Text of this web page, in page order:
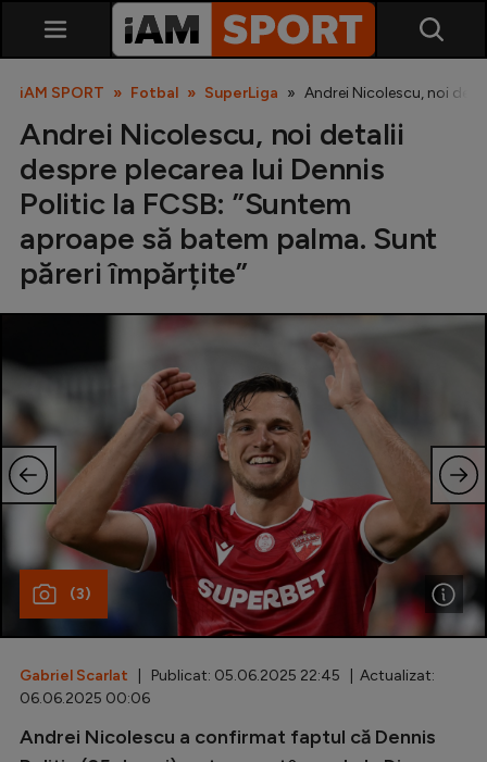
SuperLiga
Liga 2
Cupa României
Echipa Națională
U21
Fotbal feminin
Special
Diverse
Inedit
iAM SPORT Fotbal SuperLiga Andrei Nicolescu, noi
Andrei Nicolescu, noi detalii
despre plecarea lui Dennis
Politic la FCSB: ”Suntem
aproape să batem palma. Sunt
păreri împărțite”
(3)
Gabriel Scarlat | Publicat: 05.06.2025 22:45 | Actualizat:
06.06.2025 00:06
Andrei Nicolescu a confirmat faptul că Dennis